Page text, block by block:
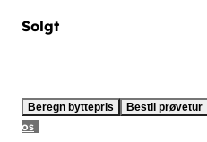
Solgt
Beregn byttepris Bestil prøvetur
os